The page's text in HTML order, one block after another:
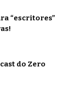
“escritores”
do Zero